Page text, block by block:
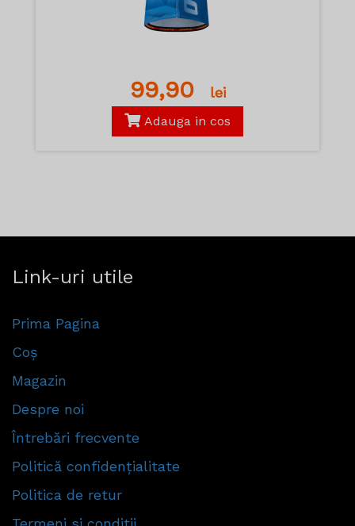
99,90 lei
Adauga in cos
Link-uri utile
Prima Pagina
Coș
Magazin
Despre noi
Întrebări frecvente
Politică confidențialitate
Politica de retur